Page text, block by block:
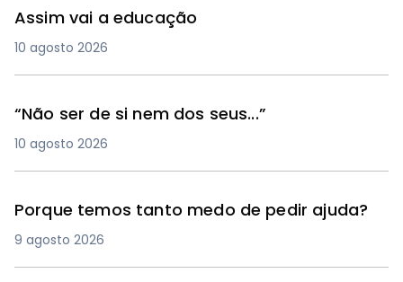
Assim vai a educação
10 agosto 2026
“Não ser de si nem dos seus...”
10 agosto 2026
Porque temos tanto medo de pedir ajuda?
9 agosto 2026